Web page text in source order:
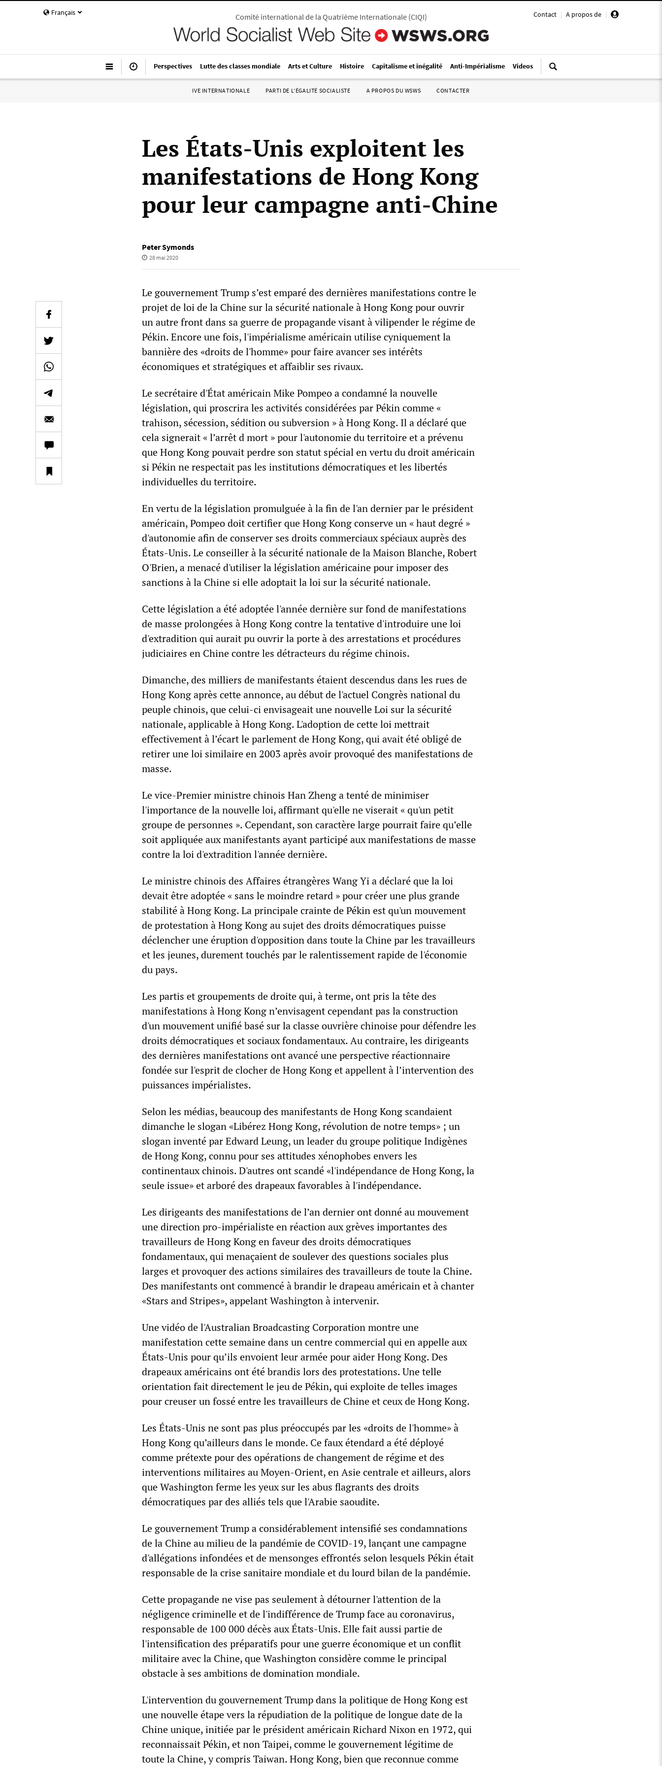
Français Contact | A propos de |
Comité international de la Quatrième Internationale(CIQI)
Perspectives Lutte des classes mondiale Arts et Culture Histoire Capitalisme et inégalité Anti-Impérialisme Videos
IVE INTERNATIONALE PARTI DE L’ÉGALITÉ SOCIALISTE A PROPOS DU WSWS CONTACTER
Les États-Unis exploitent les
manifestations de Hong Kong
pour leur campagne anti-Chine
Peter Symonds
28 mai 2020
Le gouvernement Trump s’est emparé des dernières manifestations contre le
projet de loi de la Chine sur la sécurité nationale à Hong Kong pour ouvrir
un autre front dans sa guerre de propagande visant à vilipender le régime de
Pékin. Encore une fois, l'impérialisme américain utilise cyniquement la
bannière des «droits de l'homme» pour faire avancer ses intérêts
économiques et stratégiques et affaiblir ses rivaux.
Le secrétaire d'État américain Mike Pompeo a condamné la nouvelle
législation, qui proscrira les activités considérées par Pékin comme «
trahison, sécession, sédition ou subversion » à Hong Kong. Il a déclaré que
cela signerait « l’arrêt d mort » pour l'autonomie du territoire et a prévenu
que Hong Kong pouvait perdre son statut spécial en vertu du droit américain
si Pékin ne respectait pas les institutions démocratiques et les libertés
individuelles du territoire.
En vertu de la législation promulguée à la fin de l'an dernier par le président
américain, Pompeo doit certifier que Hong Kong conserve un « haut degré »
d'autonomie afin de conserver ses droits commerciaux spéciaux auprès des
États-Unis. Le conseiller à la sécurité nationale de la Maison Blanche, Robert
O'Brien, a menacé d'utiliser la législation américaine pour imposer des
sanctions à la Chine si elle adoptait la loi sur la sécurité nationale.
Cette législation a été adoptée l'année dernière sur fond de manifestations
de masse prolongées à Hong Kong contre la tentative d'introduire une loi
d'extradition qui aurait pu ouvrir la porte à des arrestations et procédures
judiciaires en Chine contre les détracteurs du régime chinois.
Dimanche, des milliers de manifestants étaient descendus dans les rues de
Hong Kong après cette annonce, au début de l'actuel Congrès national du
peuple chinois, que celui-ci envisageait une nouvelle Loi sur la sécurité
nationale, applicable à Hong Kong. L'adoption de cette loi mettrait
effectivement à l’écart le parlement de Hong Kong, qui avait été obligé de
retirer une loi similaire en 2003 après avoir provoqué des manifestations de
masse.
Le vice-Premier ministre chinois Han Zheng a tenté de minimiser
l'importance de la nouvelle loi, affirmant qu'elle ne viserait « qu'un petit
groupe de personnes ». Cependant, son caractère large pourrait faire qu’elle
soit appliquée aux manifestants ayant participé aux manifestations de masse
contre la loi d'extradition l'année dernière.
Le ministre chinois des Affaires étrangères Wang Yi a déclaré que la loi
devait être adoptée « sans le moindre retard » pour créer une plus grande
stabilité à Hong Kong. La principale crainte de Pékin est qu'un mouvement
de protestation à Hong Kong au sujet des droits démocratiques puisse
déclencher une éruption d'opposition dans toute la Chine par les travailleurs
et les jeunes, durement touchés par le ralentissement rapide de l'économie
du pays.
Les partis et groupements de droite qui, à terme, ont pris la tête des
manifestations à Hong Kong n’envisagent cependant pas la construction
d'un mouvement unifié basé sur la classe ouvrière chinoise pour défendre les
droits démocratiques et sociaux fondamentaux. Au contraire, les dirigeants
des dernières manifestations ont avancé une perspective réactionnaire
fondée sur l'esprit de clocher de Hong Kong et appellent à l’intervention des
puissances impérialistes.
Selon les médias, beaucoup des manifestants de Hong Kong scandaient
dimanche le slogan «Libérez Hong Kong, révolution de notre temps» ; un
slogan inventé par Edward Leung, un leader du groupe politique Indigènes
de Hong Kong, connu pour ses attitudes xénophobes envers les
continentaux chinois. D'autres ont scandé «l'indépendance de Hong Kong, la
seule issue» et arboré des drapeaux favorables à l'indépendance.
Les dirigeants des manifestations de l’an dernier ont donné au mouvement
une direction pro-impérialiste en réaction aux grèves importantes des
travailleurs de Hong Kong en faveur des droits démocratiques
fondamentaux, qui menaçaient de soulever des questions sociales plus
larges et provoquer des actions similaires des travailleurs de toute la Chine.
Des manifestants ont commencé à brandir le drapeau américain et à chanter
«Stars and Stripes», appelant Washington à intervenir.
Une vidéo de l'Australian Broadcasting Corporation montre une
manifestation cette semaine dans un centre commercial qui en appelle aux
États-Unis pour qu’ils envoient leur armée pour aider Hong Kong. Des
drapeaux américains ont été brandis lors des protestations. Une telle
orientation fait directement le jeu de Pékin, qui exploite de telles images
pour creuser un fossé entre les travailleurs de Chine et ceux de Hong Kong.
Les États-Unis ne sont pas plus préoccupés par les «droits de l'homme» à
Hong Kong qu’ailleurs dans le monde. Ce faux étendard a été déployé
comme prétexte pour des opérations de changement de régime et des
interventions militaires au Moyen-Orient, en Asie centrale et ailleurs, alors
que Washington ferme les yeux sur les abus flagrants des droits
démocratiques par des alliés tels que l'Arabie saoudite.
Le gouvernement Trump a considérablement intensifié ses condamnations
de la Chine au milieu de la pandémie de COVID-19, lançant une campagne
d'allégations infondées et de mensonges effrontés selon lesquels Pékin était
responsable de la crise sanitaire mondiale et du lourd bilan de la pandémie.
Cette propagande ne vise pas seulement à détourner l'attention de la
négligence criminelle et de l'indifférence de Trump face au coronavirus,
responsable de 100 000 décès aux États-Unis. Elle fait aussi partie de
l'intensification des préparatifs pour une guerre économique et un conflit
militaire avec la Chine, que Washington considère comme le principal
obstacle à ses ambitions de domination mondiale.
L'intervention du gouvernement Trump dans la politique de Hong Kong est
une nouvelle étape vers la répudiation de la politique de longue date de la
Chine unique, initiée par le président américain Richard Nixon en 1972, qui
reconnaissait Pékin, et non Taipei, comme le gouvernement légitime de
toute la Chine, y compris Taiwan. Hong Kong, bien que reconnue comme